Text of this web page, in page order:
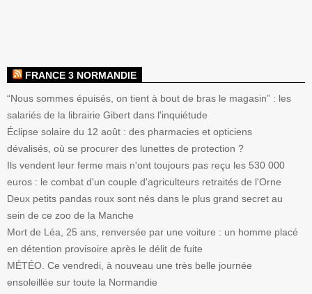
FRANCE 3 NORMANDIE
“Nous sommes épuisés, on tient à bout de bras le magasin” : les
salariés de la librairie Gibert dans l'inquiétude
Éclipse solaire du 12 août : des pharmacies et opticiens
dévalisés, où se procurer des lunettes de protection ?
Ils vendent leur ferme mais n'ont toujours pas reçu les 530 000
euros : le combat d'un couple d'agriculteurs retraités de l'Orne
Deux petits pandas roux sont nés dans le plus grand secret au
sein de ce zoo de la Manche
Mort de Léa, 25 ans, renversée par une voiture : un homme placé
en détention provisoire après le délit de fuite
MÉTÉO. Ce vendredi, à nouveau une très belle journée
ensoleillée sur toute la Normandie